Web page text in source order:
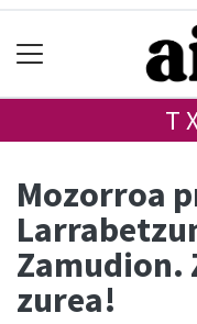
Mozorroa
Zamudion.
zurea!